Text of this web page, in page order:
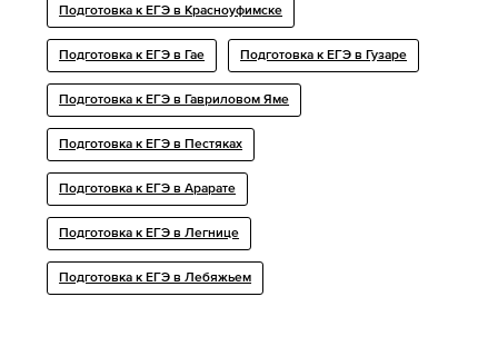
Подготовка к ЕГЭ в Красноуфимске
Подготовка к ЕГЭ в Гае Подготовка к ЕГЭ в Гузаре
Подготовка к ЕГЭ в Гавриловом Яме
Подготовка к ЕГЭ в Пестяках
Подготовка к ЕГЭ в Арарате
Подготовка к ЕГЭ в Легнице
Подготовка к ЕГЭ в Лебяжьем